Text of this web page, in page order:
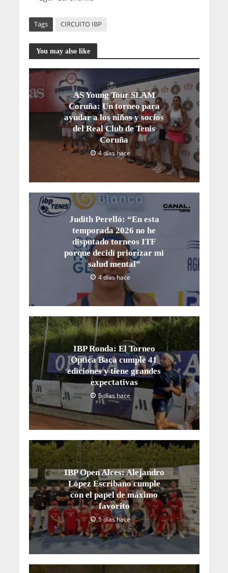
Tags CIRCUITO IBP
You may also like
AS Young Tour SLAM
Coruña: Un torneo para
ayudar a los niños y socios
del Real Club de Tenis
Coruña
4 días hace
Judith Perelló: “En esta
temporada 2026 no he
disputado torneos ITF
porque decidí priorizar mi
salud mental”
4 días hace
IBP Ronda: El Torneo
Óptica Baca cumple 41
ediciones y tiene grandes
expectativas
5 días hace
IBP Open Alces: Alejandro
López Escribano cumple
con el papel de máximo
favorito
5 días hace